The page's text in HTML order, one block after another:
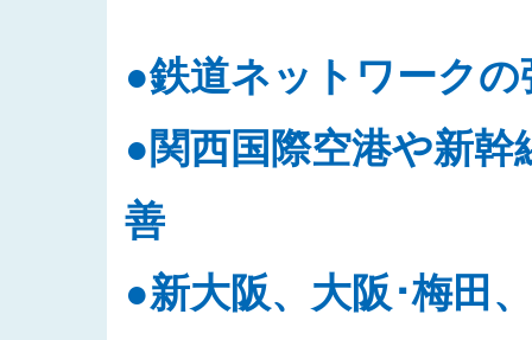
●鉄道ネットワークの
●関西国際空港や新
善
●新大阪、大阪･梅田